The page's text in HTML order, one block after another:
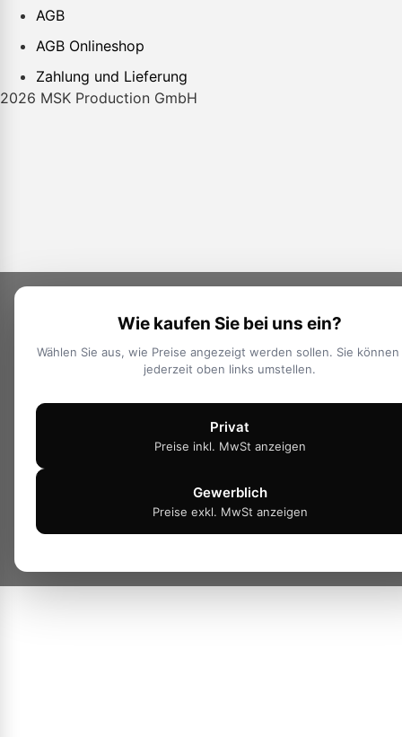
AGB
AGB Onlineshop
Zahlung und Lieferung
2026 MSK Production GmbH
Wie kaufen Sie bei uns ein?
Wählen Sie aus, wie Preise angezeigt werden sollen. Sie können
jederzeit oben links umstellen.
Privat
Preise inkl. MwSt anzeigen
Gewerblich
Preise exkl. MwSt anzeigen